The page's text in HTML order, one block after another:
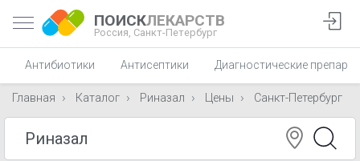
ПОИСКЛЕКАРСТВ
Россия, Санкт-Петербург
Антибиотики Антисептики Диагностические
Главная Каталог Риназал Цены Санкт-Петербург